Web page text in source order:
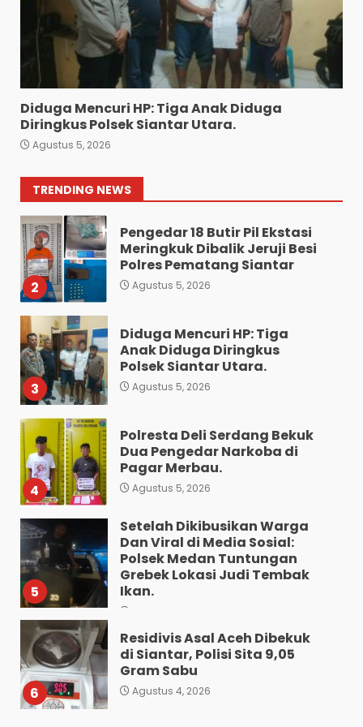
Diduga Mencuri HP: Tiga Anak Diduga
Diringkus Polsek Siantar Utara.
Agustus 5, 2026
TRENDING NEWS
7
Sat Reskrim Polres
Pematangsiantar Amankan
4.800 Bungkus Rokok Ilegal
ke Bea Cukai Dan Dua
Terduga Pelaku
Agustus 4, 2026
1
Bawa 10 Butir Pil Ekstasi:
Agustus 5, 2026
2
Pengedar 18 Butir Pil Ekstasi
Meringkuk Dibalik Jeruji Besi
Polres Pematang Siantar
Agustus 5, 2026
3
Diduga Mencuri HP: Tiga
Anak Diduga Diringkus
Polsek Siantar Utara.
Agustus 5, 2026
4
Polresta Deli Serdang Bekuk
Dua Pengedar Narkoba di
Pagar Merbau.
Agustus 5, 2026
5
Setelah Dikibusikan Warga
Dan Viral di Media Sosial:
Polsek Medan Tuntungan
Grebek Lokasi Judi Tembak
Ikan.
6
Residivis Asal Aceh Dibekuk
di Siantar, Polisi Sita 9,05
Gram Sabu
Agustus 4, 2026